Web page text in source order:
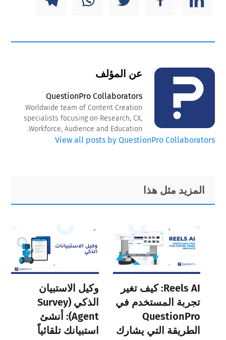
عن المؤلف
QuestionPro Collaborators
Worldwide team of Content Creation
specialists focusing on Research, CX,
Workforce, Audience and Education.
View all posts by QuestionPro Collaborators
Primary
Sidebar
Footer
المزيد مثل هذا
Reels AI: كيف تغير
تجربة المستخدم في
QuestionPro
الطريقة التي يشارك
وكيل الاستبيان
الذكي (Survey
Agent): أنشئ
استبيانك تلقائياً